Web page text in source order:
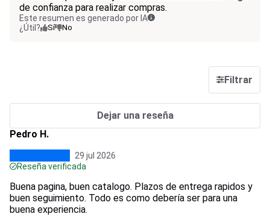
de confianza para realizar compras.
Este resumen es generado por IA
¿Útil?
Sí No
Filtrar
Dejar una reseña
Pedro H.
29 jul 2026
Reseña verificada
Buena pagina, buen catalogo. Plazos de entrega rapidos y
buen seguimiento. Todo es como debería ser para una
buena experiencia.